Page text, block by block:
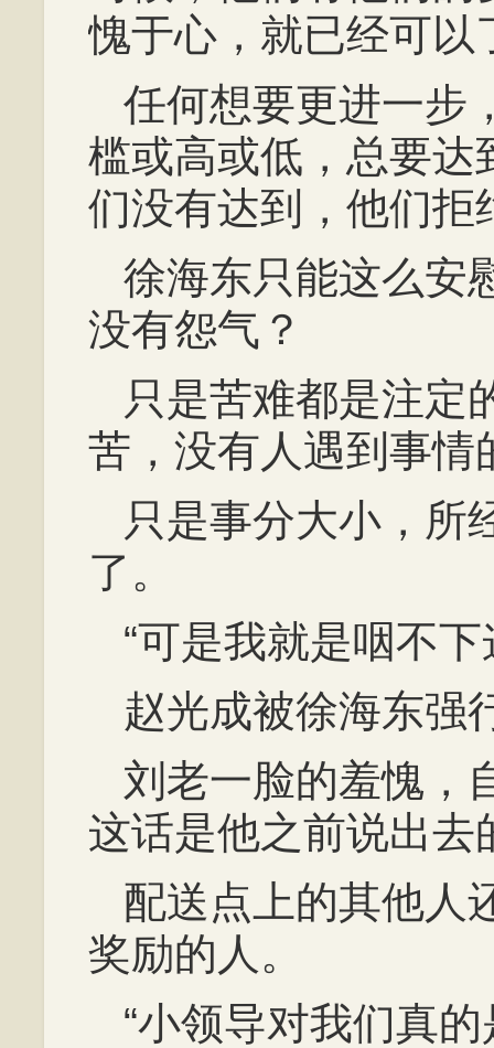
愧于心，就已经可以
任何想要更进一步
槛或高或低，总要达
们没有达到，他们拒
徐海东只能这么安
没有怨气？
只是苦难都是注定
苦，没有人遇到事情
只是事分大小，所
了。
“可是我就是咽不下
赵光成被徐海东强
刘老一脸的羞愧，
这话是他之前说出去
配送点上的其他人
奖励的人。
“小领导对我们真